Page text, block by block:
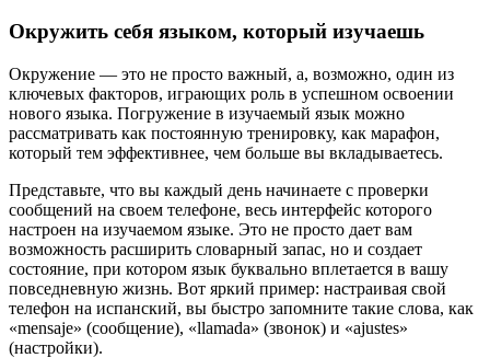
Окружить себя языком, который изучаешь
Окружение — это не просто важный, а, возможно, один из
ключевых факторов, играющих роль в успешном освоении
нового языка. Погружение в изучаемый язык можно
рассматривать как постоянную тренировку, как марафон,
который тем эффективнее, чем больше вы вкладываетесь.
Представьте, что вы каждый день начинаете с проверки
сообщений на своем телефоне, весь интерфейс которого
настроен на изучаемом языке. Это не просто дает вам
возможность расширить словарный запас, но и создает
состояние, при котором язык буквально вплетается в вашу
повседневную жизнь. Вот яркий пример: настраивая свой
телефон на испанский, вы быстро запомните такие слова, как
«mensaje» (сообщение), «llamada» (звонок) и «ajustes»
(настройки).